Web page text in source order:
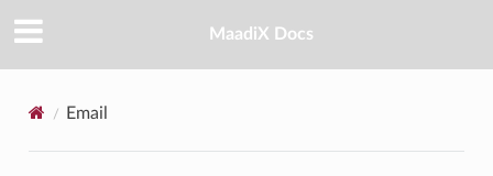
MaadiX Docs
Email